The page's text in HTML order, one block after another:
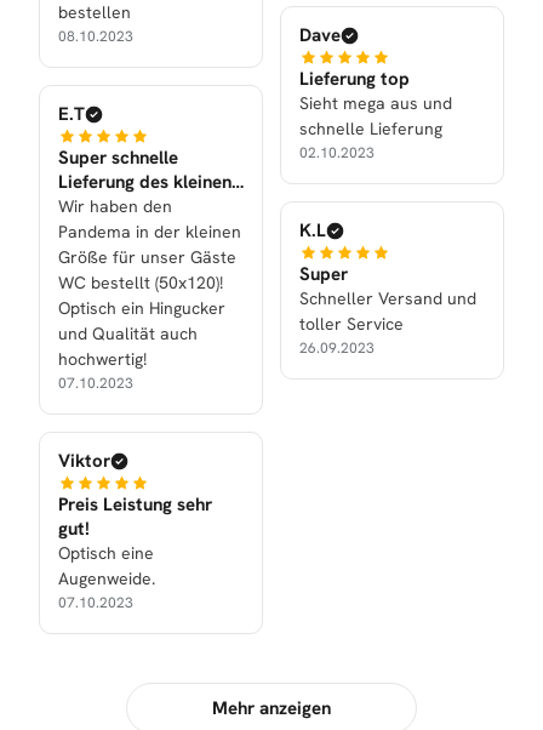
bestellen
08.10.2023
E.T
Super schnelle
Lieferung des kleinen
Handtuchtrockners
Wir haben den
Pandema in der kleinen
Größe für unser Gäste
WC bestellt (50x120)!
Optisch ein Hingucker
und Qualität auch
hochwertig!
07.10.2023
Viktor
Preis Leistung sehr
gut!
Optisch eine
Augenweide.
07.10.2023
Dave
Lieferung top
Sieht mega aus und
schnelle Lieferung
02.10.2023
K.L
Super
Schneller Versand und
toller Service
26.09.2023
Mehr anzeigen